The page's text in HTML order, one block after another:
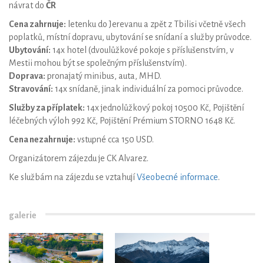
návrat do ČR
Cena zahrnuje: letenku do Jerevanu a zpět z Tbilisi včetně všech
poplatků, místní dopravu, ubytování se snídaní a služby průvodce.
Ubytování: 14x hotel (dvoulůžkové pokoje s příslušenstvím, v
Mestii mohou být se společným příslušenstvím).
Doprava: pronajatý minibus, auta, MHD.
Stravování: 14x snídaně, jinak individuální za pomoci průvodce.
Služby za příplatek: 14x jednolůžkový pokoj 10500 Kč, Pojištění
léčebných výloh 992 Kč, Pojištění Prémium STORNO 1648 Kč.
Cena nezahrnuje: vstupné cca 150 USD.
Organizátorem zájezdu je CK Alvarez.
Ke službám na zájezdu se vztahujíVšeobecné informace.
galerie